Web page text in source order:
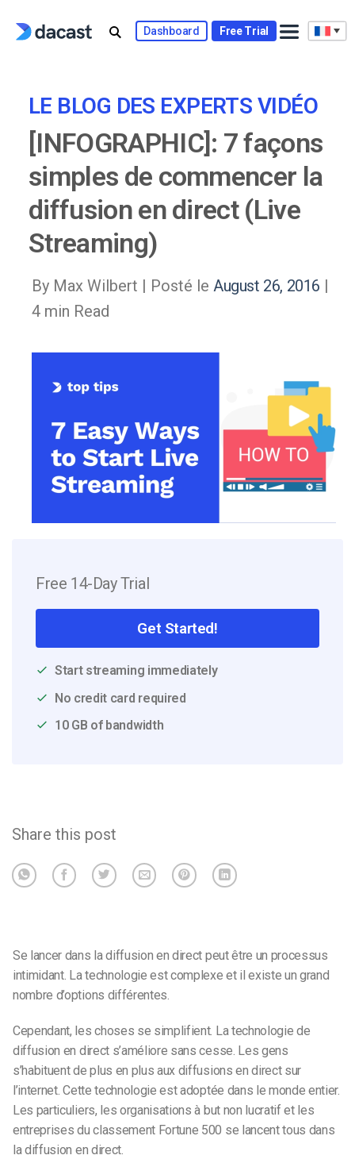
Dashboard Free Trial
LE BLOG DES EXPERTS VIDÉO
[INFOGRAPHIC]: 7 façons
simples de commencer la
diffusion en direct (Live
Streaming)
By Max Wilbert | Posté le August 26, 2016 |
4 min Read
Free 14-Day Trial
Get Started!
Start streaming immediately
No credit card required
10 GB of bandwidth
Share this post
Se lancer dans la diffusion en direct peut être un processus
intimidant. La technologie est complexe et il existe un grand
nombre d’options différentes.
Cependant, les choses se simplifient. La technologie de
diffusion en direct s’améliore sans cesse. Les gens
s’habituent de plus en plus aux diffusions en direct sur
l’internet. Cette technologie est adoptée dans le monde entier.
Les particuliers, les organisations à but non lucratif et les
entreprises du classement Fortune 500 se lancent tous dans
la diffusion en direct.